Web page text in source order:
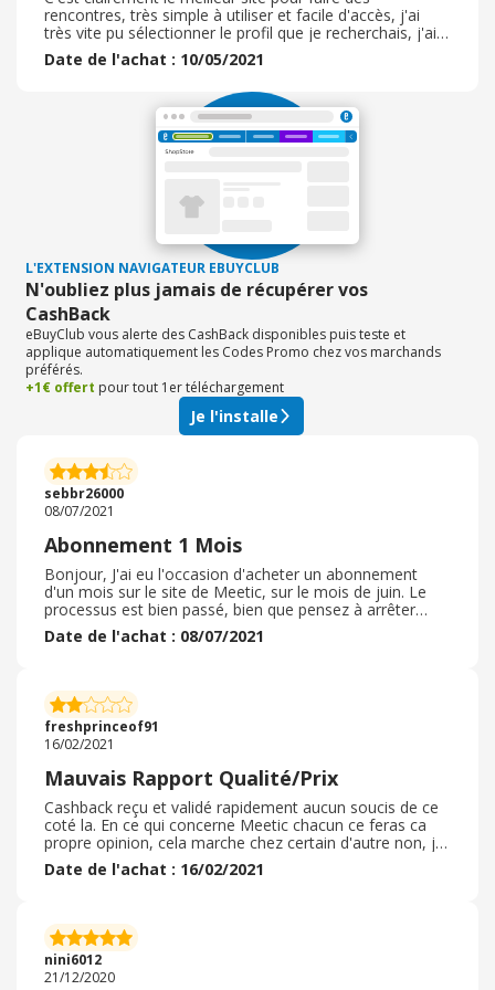
rencontres, très simple à utiliser et facile d'accès, j'ai
très vite pu sélectionner le profil que je recherchais, j'ai
souscris au pass 6 mois et j'ai été surpris par le sérieux
et la simplicité de la chose. Il y a aussi tout un panel
et la possibilité d'aborder la personne via plusieurs
phrases d'accroche, ce qui rend la chose plus
sympathique. J'ai aussi beaucoup apprécié le service
client très réactif dès la moindre interrogation. Bref je
Date de l'achat : 10/05/2021
L'EXTENSION NAVIGATEUR EBUYCLUB
N'oubliez plus jamais de récupérer vos
CashBack
eBuyClub vous alerte des CashBack disponibles puis teste et
applique automatiquement les Codes Promo chez vos marchands
préférés.
+1€ offert pour tout 1er téléchargement
Je l'installe
sebbr26000
08/07/2021
Abonnement 1 Mois
Bonjour, J'ai eu l'occasion d'acheter un abonnement
d'un mois sur le site de Meetic, sur le mois de juin. Le
processus est bien passé, bien que pensez à arrêter
l'abonnement au cours du mois qui se reproduit sur les
prochains mois au plein tarif sans action de votre part. Je
cohérent aux attentes que nous pouvons avoir, avec des
personnes plus accès sur le sérieux. A recommander
mais attention à bien arrêter votre abonnement.
Date de l'achat : 08/07/2021
freshprinceof91
16/02/2021
Mauvais Rapport Qualité/Prix
Cashback reçu et validé rapidement aucun soucis de ce
coté la. En ce qui concerne Meetic chacun ce feras ca
propre opinion, cela marche chez certain d'autre non, je
me place dans la seconde categories, pour ma part le
prix n'en vaut pas la chandelle ( il faut un abonnement
comparer aux sites gratuit et en plus on y retrouve
exactement les meme personnes a 10% pret. Autant ce
diriger vers des sites moins cher surtout que comme dit
precedent on y retrouve exactement les meme
Date de l'achat : 16/02/2021
nini6012
21/12/2020